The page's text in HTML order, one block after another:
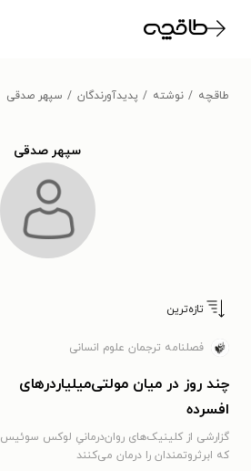
طاقچه نوشته پدیدآورندگان سپهر صدقی
سپهر صدقی
تازه‌ترین
فصلنامه ترجمان علوم انسانی
چند روز در میان مولتی‌میلیاردرهای
افسرده
گزارشی از کلینیک‌های روان‌درمانیِ لوکس سوئیس
که ابرثروتمندان را درمان می‌کنند